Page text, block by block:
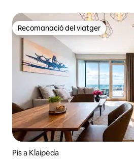
Recomanació del viatger
Recomanació del viatger
Pis a Klaipėda